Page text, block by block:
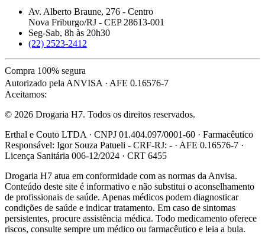
Av. Alberto Braune, 276 - Centro
Nova Friburgo/RJ - CEP 28613-001
Seg-Sab, 8h às 20h30
(22) 2523-2412
Compra 100% segura
Autorizado pela ANVISA · AFE 0.16576-7
Aceitamos:
© 2026 Drogaria H7. Todos os direitos reservados.
Erthal e Couto LTDA · CNPJ 01.404.097/0001-60 · Farmacêutico
Responsável: Igor Souza Patueli - CRF-RJ: - · AFE 0.16576-7 ·
Licença Sanitária 006-12/2024 · CRT 6455
Drogaria H7 atua em conformidade com as normas da Anvisa.
Conteúdo deste site é informativo e não substitui o aconselhamento
de profissionais de saúde. Apenas médicos podem diagnosticar
condições de saúde e indicar tratamento. Em caso de sintomas
persistentes, procure assistência médica. Todo medicamento oferece
riscos, consulte sempre um médico ou farmacêutico e leia a bula.